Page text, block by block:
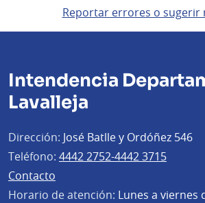
Reportar errores o sugerir
Intendencia
Lavalleja
Dirección: José Batlle y Ordóñez 546
Teléfono: 4442 2752-4442 3715
Contacto
Horario de atención: Lunes a viernes